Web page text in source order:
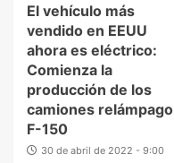
El vehículo más
vendido en EEUU
ahora es eléctrico:
Comienza la
producción de los
camiones relámpago
F-150
30 de abril de 2022 - 9:00